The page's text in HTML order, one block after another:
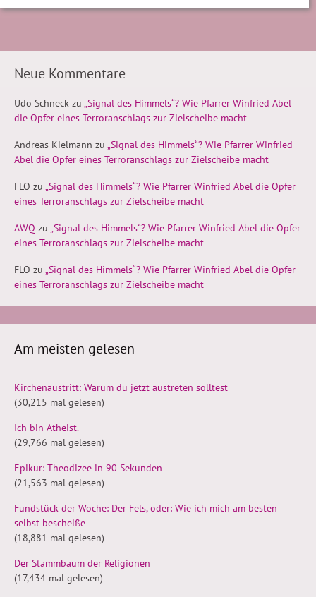
Neue Kommentare
Udo Schneck zu „Signal des Himmels“? Wie Pfarrer Winfried Abel
die Opfer eines Terroranschlags zur Zielscheibe macht
Andreas Kielmann zu „Signal des Himmels“? Wie Pfarrer Winfried
Abel die Opfer eines Terroranschlags zur Zielscheibe macht
FLO zu „Signal des Himmels“? Wie Pfarrer Winfried Abel die Opfer
eines Terroranschlags zur Zielscheibe macht
AWQ zu „Signal des Himmels“? Wie Pfarrer Winfried Abel die Opfer
eines Terroranschlags zur Zielscheibe macht
FLO zu „Signal des Himmels“? Wie Pfarrer Winfried Abel die Opfer
eines Terroranschlags zur Zielscheibe macht
Am meisten gelesen
Kirchenaustritt: Warum du jetzt austreten solltest
(30,215 mal gelesen)
Ich bin Atheist.
(29,766 mal gelesen)
Epikur: Theodizee in 90 Sekunden
(21,563 mal gelesen)
Fundstück der Woche: Der Fels, oder: Wie ich mich am besten
selbst bescheiße
(18,881 mal gelesen)
Der Stammbaum der Religionen
(17,434 mal gelesen)